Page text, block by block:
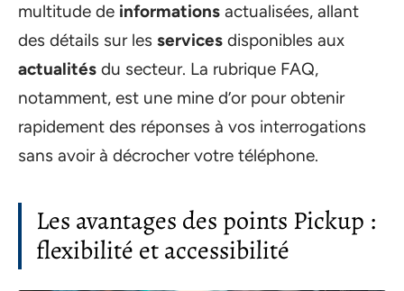
multitude de informations actualisées, allant
des détails sur les services disponibles aux
actualités du secteur. La rubrique FAQ,
notamment, est une mine d’or pour obtenir
rapidement des réponses à vos interrogations
sans avoir à décrocher votre téléphone.
Les avantages des points Pickup :
flexibilité et accessibilité